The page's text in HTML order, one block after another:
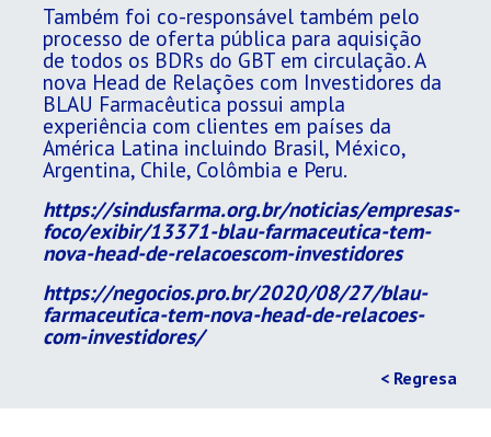
Também foi co-responsável também pelo
processo de oferta pública para aquisição
de todos os BDRs do GBT em circulação. A
nova Head de Relações com Investidores da
BLAU Farmacêutica possui ampla
experiência com clientes em países da
América Latina incluindo Brasil, México,
Argentina, Chile, Colômbia e Peru.
https://sindusfarma.org.br/noticias/empresas-
foco/exibir/13371-blau-farmaceutica-tem-
nova-head-de-relacoescom-investidores
https://negocios.pro.br/2020/08/27/blau-
farmaceutica-tem-nova-head-de-relacoes-
com-investidores/
< Regresa